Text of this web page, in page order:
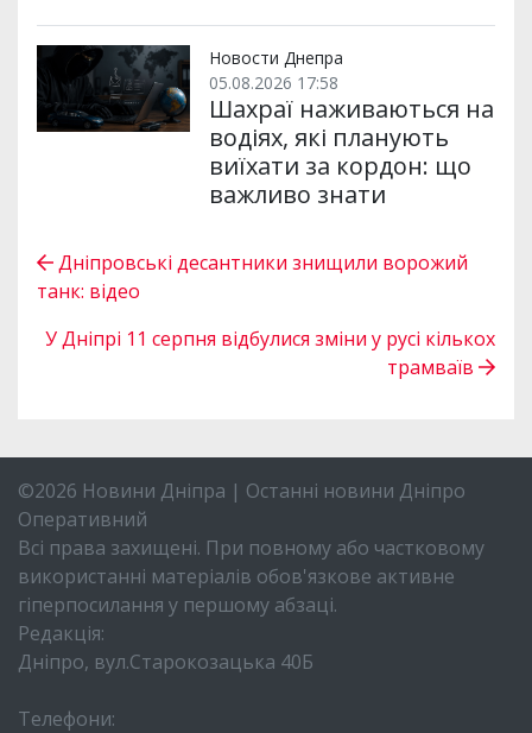
Новости Днепра
05.08.2026 17:58
Шахраї наживаються на
водіях, які планують
виїхати за кордон: що
важливо знати
Дніпровські десантники знищили ворожий
танк: відео
У Дніпрі 11 серпня відбулися зміни у русі кількох
трамваїв
©2026 Новини Дніпра | Останні новини Дніпро
Оперативний
Всі права захищені. При повному або частковому
використанні матеріалів обов'язкове активне
гіперпосилання у першому абзаці.
Редакція:
Дніпро, вул.Старокозацька 40Б
Телефони: